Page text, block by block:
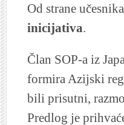
Od strane
inicijativa.
Član SOP-a iz
formira Azijski
bili prisutni,
Predlog je